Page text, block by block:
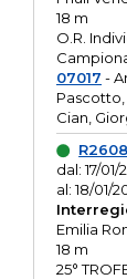
18 m
O.R.
07017 -
Pascotto,
Cian,
dal: 17/01/
al: 18/01/
Emilia
18 m
25°